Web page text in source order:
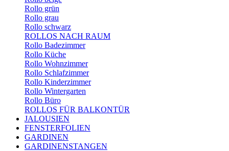
Rollo grün
Rollo grau
Rollo schwarz
ROLLOS NACH RAUM
Rollo Badezimmer
Rollo Küche
Rollo Wohnzimmer
Rollo Schlafzimmer
Rollo Kinderzimmer
Rollo Wintergarten
Rollo Büro
ROLLOS FÜR BALKONTÜR
JALOUSIEN
FENSTERFOLIEN
GARDINEN
GARDINENSTANGEN